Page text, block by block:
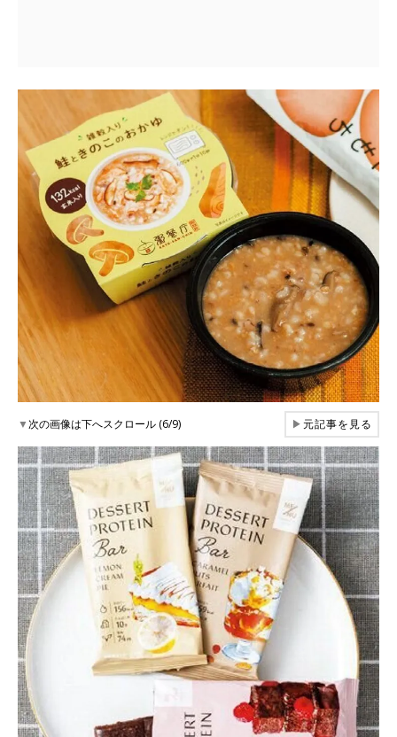
▼次の画像は下へスクロール (6/9) ▶元記事を見る